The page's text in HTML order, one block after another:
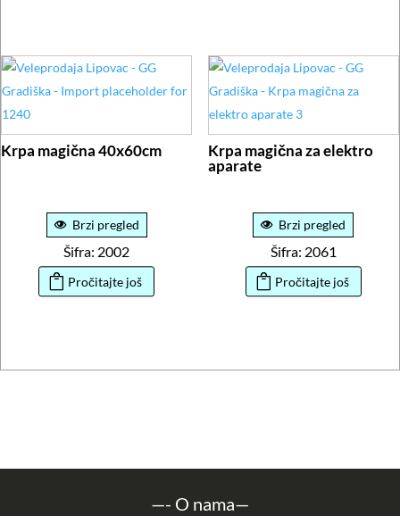
Krpa magična 40x60cm
Brzi pregled
Šifra: 2002
Pročitajte još
Krpa magična za elektro
aparate
Brzi pregled
Šifra: 2061
Pročitajte još
—- O nama—